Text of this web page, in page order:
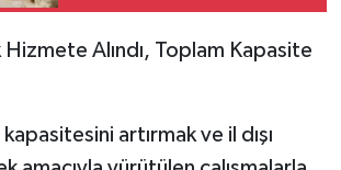
Hizmete Alındı, Toplam Kapasite
artırmak ve il dışı